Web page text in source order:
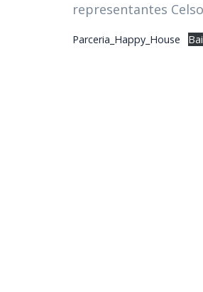
representantes
Parceria_Happy_House